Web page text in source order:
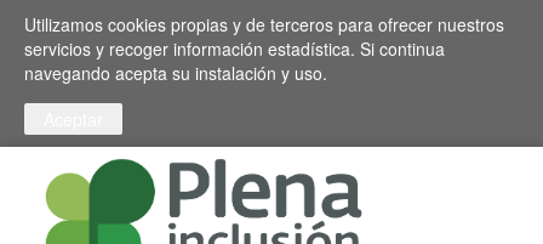
Pasar al contenido principal
Toggle high contrast
Utilizamos cookies propias y de terceros para ofrecer nuestros
servicios y recoger información estadística. Si continua
navegando acepta su instalación y uso.